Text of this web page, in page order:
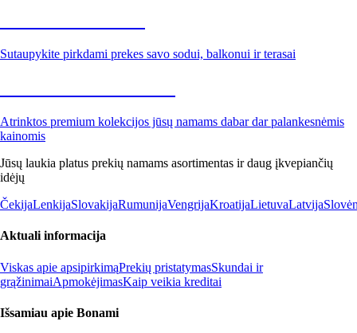
Sutaupykite pirkdami prekes savo sodui, balkonui ir terasai
Atrinktos premium kolekcijos jūsų namams dabar dar palankesnėmis
kainomis
Jūsų laukia platus prekių namams asortimentas ir daug įkvepiančių
idėjų
ČekijaLenkijaSlovakijaRumunijaVengrijaKroatijaLietuvaLatvija
Aktuali informacija
Viskas apie apsipirkimąPrekių pristatymasSkundai ir
grąžinimaiApmokėjimasKaip veikia kreditai
Išsamiau apie Bonami